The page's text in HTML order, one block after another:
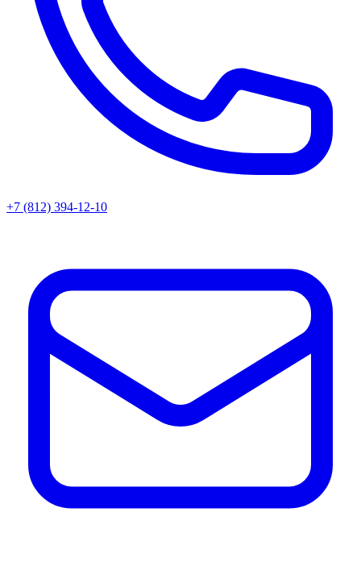
+7 (812) 394-12-10